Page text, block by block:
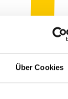
Über Cookies